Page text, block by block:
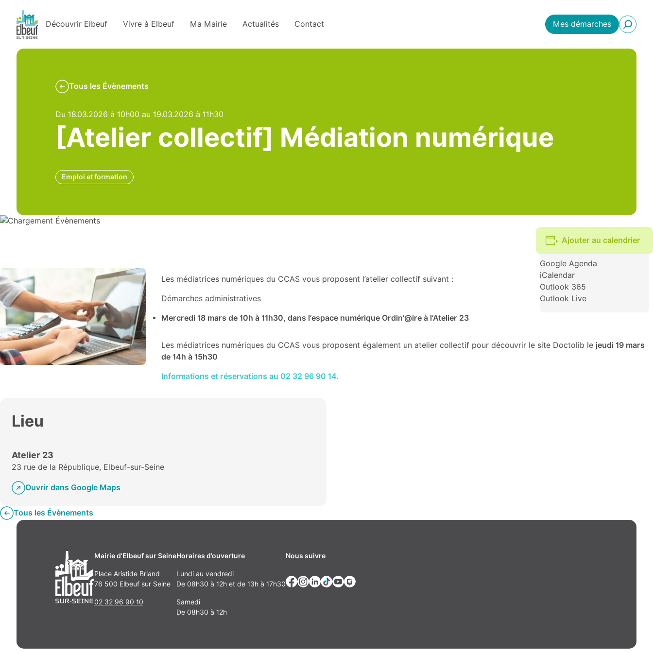
Découvrir Elbeuf Vivre à Elbeuf Ma Mairie Actualités Contact Mes démarches
Tous les Évènements
Du 18.03.2026 à 10h00 au 19.03.2026 à 11h30
[Atelier collectif] Médiation numérique
Emploi et formation
Ajouter au calendrier
Google Agenda
iCalendar
Outlook 365
Outlook Live
Les médiatrices numériques du CCAS vous proposent l’atelier collectif suivant :
Démarches administratives
Mercredi 18 mars de 10h à 11h30, dans l’espace numérique Ordin’@ire à l’Atelier 23
Les médiatrices numériques du CCAS vous proposent également un atelier collectif pour découvrir le site Doctolib le jeudi 19 mars
de 14h à 15h30
Informations et réservations au 02 32 96 90 14.
Lieu
Atelier 23
23 rue de la République, Elbeuf-sur-Seine
Ouvrir dans Google Maps
Tous les Évènements
Mairie d’Elbeuf sur Seine
Place Aristide Briand
76 500 Elbeuf sur Seine
02 32 96 90 10
Horaires d’ouverture
Lundi au vendredi
De 08h30 à 12h et de 13h à 17h30
Samedi
De 08h30 à 12h
Nous suivre